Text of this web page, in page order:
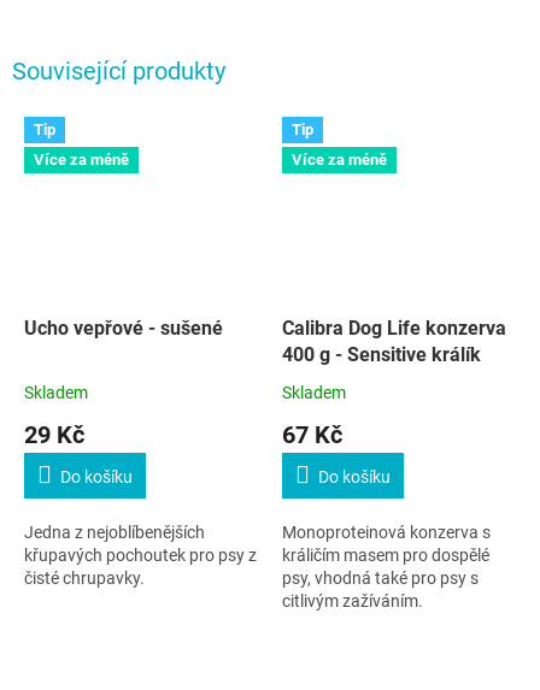
Související produkty
Tip
Více za méně
Ucho vepřové - sušené
Skladem
29 Kč
Do košíku
Jedna z nejoblíbenějších
křupavých pochoutek pro psy z
čisté chrupavky.
Tip
Více za méně
Calibra Dog Life konzerva
400 g - Sensitive králík
Skladem
67 Kč
Do košíku
Monoproteinová konzerva s
králičím masem pro dospělé
psy, vhodná také pro psy s
citlivým zažíváním.